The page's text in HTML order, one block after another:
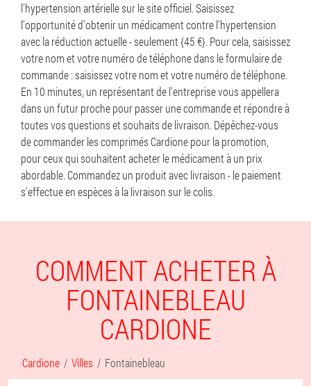
l'hypertension artérielle sur le site officiel. Saisissez
l'opportunité d'obtenir un médicament contre l'hypertension
avec la réduction actuelle - seulement {45 €}. Pour cela, saisissez
votre nom et votre numéro de téléphone dans le formulaire de
commande : saisissez votre nom et votre numéro de téléphone.
En 10 minutes, un représentant de l'entreprise vous appellera
dans un futur proche pour passer une commande et répondre à
toutes vos questions et souhaits de livraison. Dépêchez-vous
de commander les comprimés Cardione pour la promotion,
pour ceux qui souhaitent acheter le médicament à un prix
abordable. Commandez un produit avec livraison - le paiement
s'effectue en espèces à la livraison sur le colis.
COMMENT ACHETER À
FONTAINEBLEAU
CARDIONE
Cardione Villes Fontainebleau